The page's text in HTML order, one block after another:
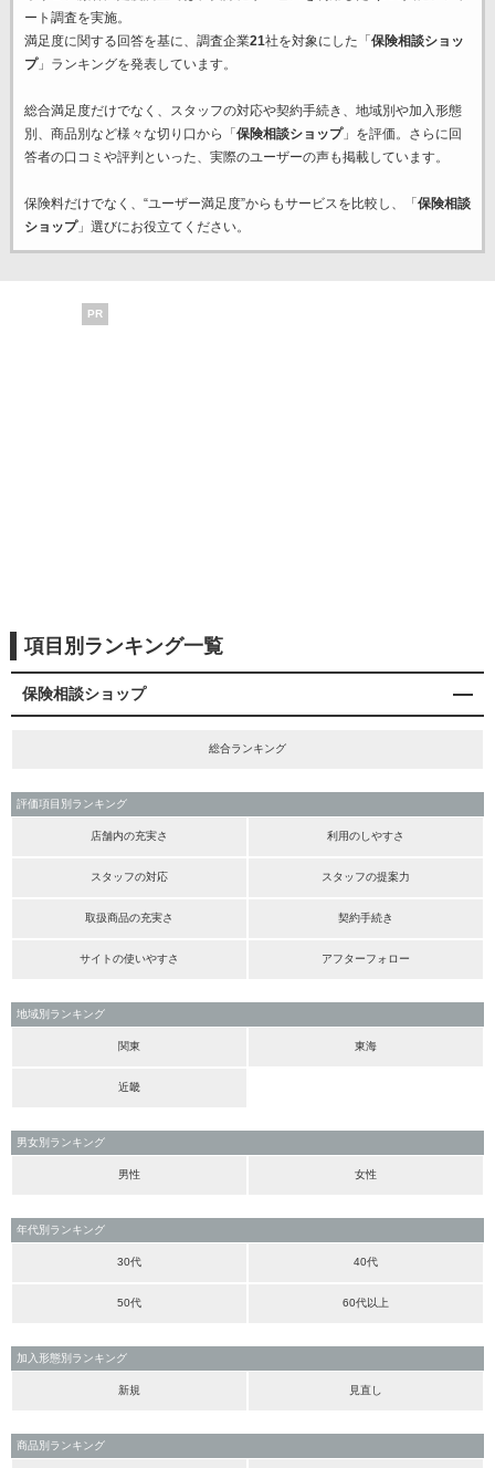
ート調査を実施。
満足度に関する回答を基に、調査企業21社を対象にした「 保険相談ショッ
プ」ランキングを発表しています。
総合満足度だけでなく、スタッフの対応や契約手続き、地域別や加入形態
別、商品別など様々な切り口から「 保険相談ショップ」を評価。さらに回
答者の口コミや評判といった、実際のユーザーの声も掲載しています。
保険料だけでなく、“ユーザー満足度”からもサービスを比較し、「 保険相談
ショップ」選びにお役立てください。
PR
項目別ランキング一覧
保険相談ショップ
総合ランキング
評価項目別ランキング
店舗内の充実さ 利用のしやすさ
スタッフの対応 スタッフの提案力
取扱商品の充実さ 契約手続き
サイトの使いやすさ アフターフォロー
地域別ランキング
関東 東海
近畿
男女別ランキング
男性 女性
年代別ランキング
30代 40代
50代 60代以上
加入形態別ランキング
新規 見直し
商品別ランキング